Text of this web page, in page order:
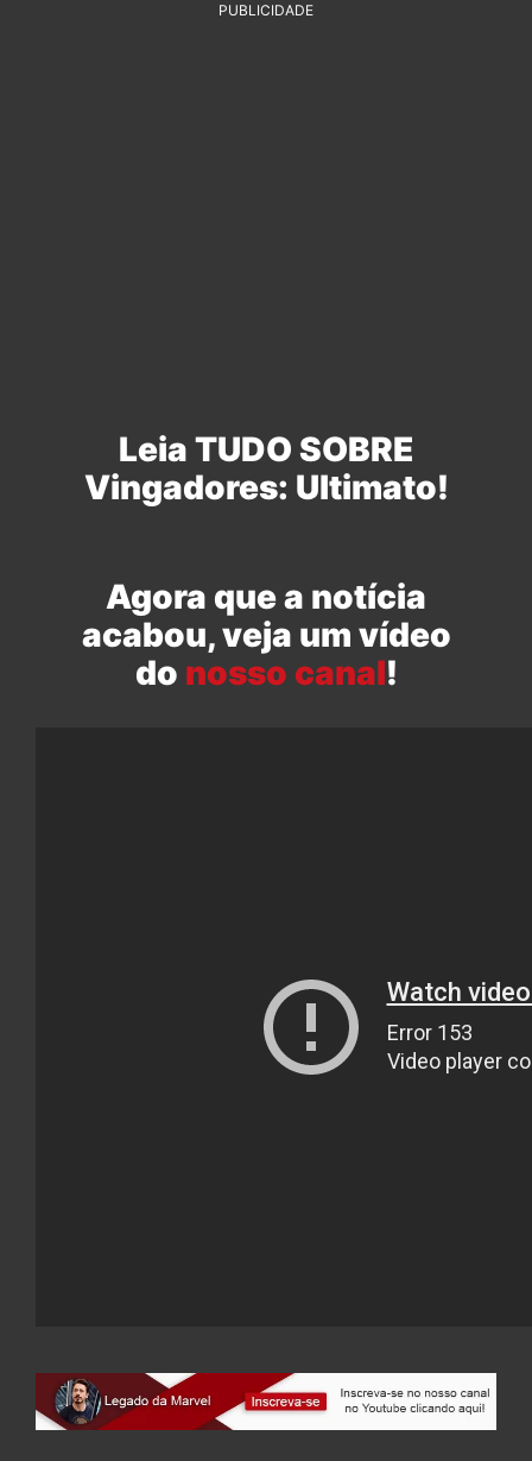
PUBLICIDADE
Leia TUDO SOBRE
Vingadores: Ultimato!
Agora que a notícia
acabou, veja um vídeo
do nosso canal!